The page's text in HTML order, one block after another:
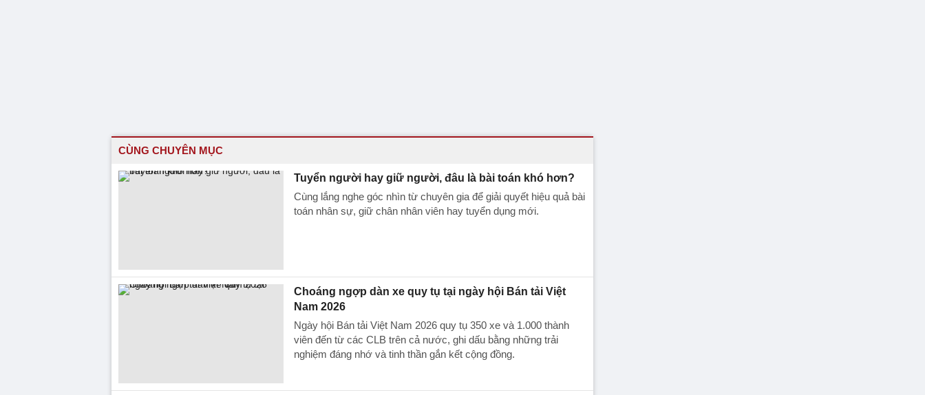
CÙNG CHUYÊN MỤC
Tuyển người hay giữ người, đâu là bài toán khó hơn?
Cùng lắng nghe góc nhìn từ chuyên gia để giải quyết hiệu quả bài
toán nhân sự, giữ chân nhân viên hay tuyển dụng mới.
Choáng ngợp dàn xe quy tụ tại ngày hội Bán tải Việt
Nam 2026
Ngày hội Bán tải Việt Nam 2026 quy tụ 350 xe và 1.000 thành
viên đến từ các CLB trên cả nước, ghi dấu bằng những trải
nghiệm đáng nhớ và tinh thần gắn kết cộng đồng.